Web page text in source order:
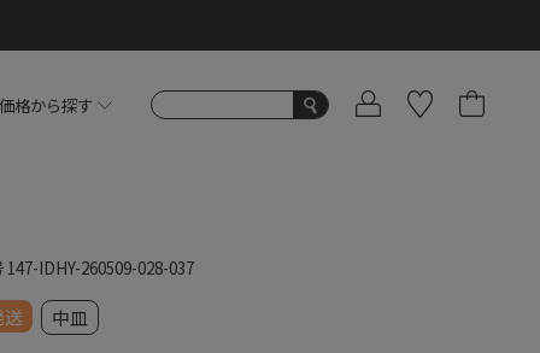
価格から探す
147-IDHY-260509-028-037
中皿